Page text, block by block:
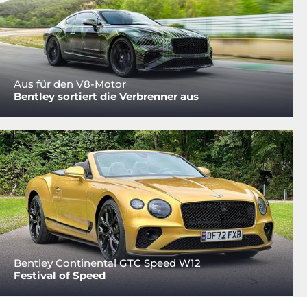
Aus für den V8-Motor
Bentley sortiert die Verbrenner aus
Bentley Continental GTC Speed W12
Festival of Speed